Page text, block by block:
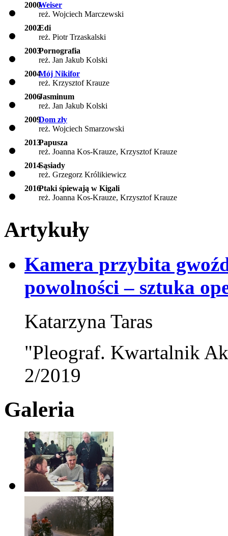
2000Weiser
reż. Wojciech Marczewski
2002Edi
reż. Piotr Trzaskalski
2003Pornografia
reż. Jan Jakub Kolski
2004Mój Nikifor
reż. Krzysztof Krauze
2006Jasminum
reż. Jan Jakub Kolski
2009Dom zły
reż. Wojciech Smarzowski
2013Papusza
reż. Joanna Kos-Krauze, Krzysztof Krauze
2014Sąsiady
reż. Grzegorz Królikiewicz
2016Ptaki śpiewają w Kigali
reż. Joanna Kos-Krauze, Krzysztof Krauze
Artykuły
Kamera przybita
powolności – sztuka
Katarzyna Taras
"Pleograf. Kwartalnik
2/2019
Galeria